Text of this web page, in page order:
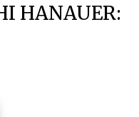
HANAUER: